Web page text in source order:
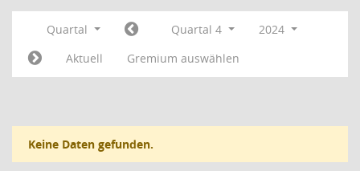
Quartal Quartal 4
2024
Aktuell
Gremium auswählen
Keine Daten gefunden.